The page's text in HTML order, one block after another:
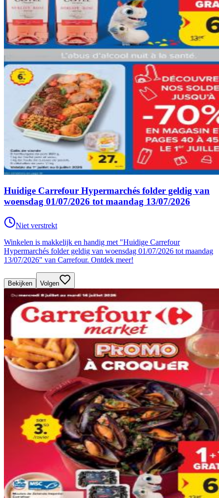
Huidige Carrefour Hypermarchés folder geldig van
woensdag 01/07/2026 tot maandag 13/07/2026
Niet verstrekt
Winkelen is makkelijk en handig met "Huidige Carrefour
Hypermarchés folder geldig van woensdag 01/07/2026 tot maandag
13/07/2026" van Carrefour. Ontdek meer!
Bekijken Volgen